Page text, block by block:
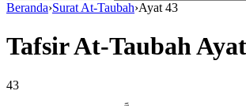
Beranda›Surat At-Taubah›Ayat 43
Tafsir At-Taubah
43